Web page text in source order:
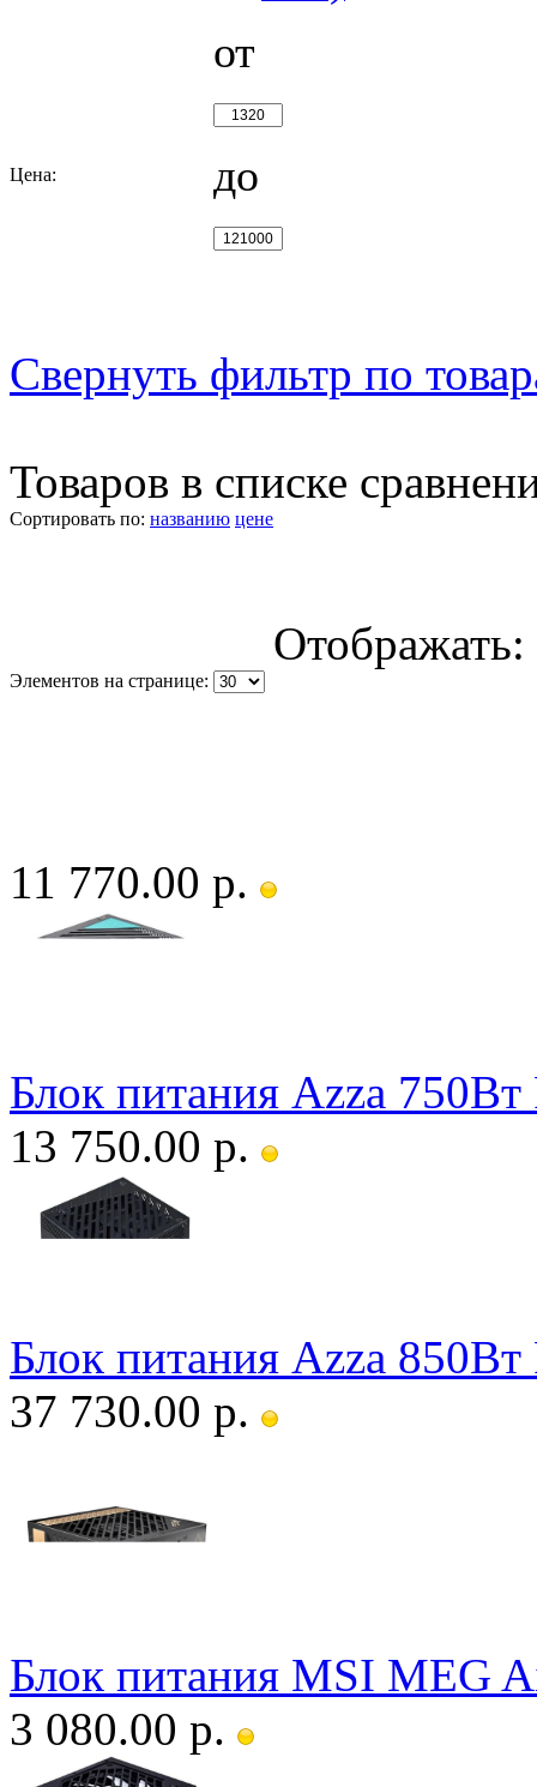
Цена:
от
до
Свернуть фильтр по
Товаров в списке
Сортировать по: названию цене
Отображать:
Элементов на странице:
11 770.00 р.
Блок питания Azza
13 750.00 р.
Блок питания Azza
37 730.00 р.
Блок питания MSI MEG
3 080.00 р.